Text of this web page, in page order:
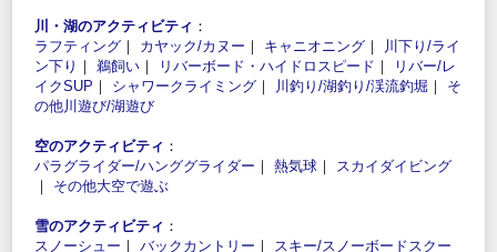
川・湖のアクティビティ ：
ラフティング ｜ カヤック/カヌー ｜ キャニオニング ｜
川下り/ライ
ン下り ｜ 鵜飼い ｜ リバーボード・ハイドロスピード ｜
リバー/レ
イクSUP ｜ シャワークライミング ｜ 川釣り/湖釣り/渓流釣堀 ｜ そ
の他川遊び/湖遊び
空のアクティビティ ：
パラグライダー/ハンググライダー ｜ 熱気球 ｜ スカイダイビング
｜ その他大空で遊ぶ
雪のアクティビティ ：
スノーシュー ｜ バックカントリー ｜ スキー/スノーボードスクー